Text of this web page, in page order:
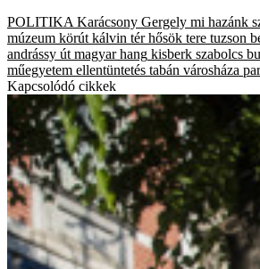
POLITIKA Karácsony Gergely mi hazánk
múzeum körút kálvin tér hősök tere tuzson
andrássy út magyar hang kisberk szabolcs
műegyetem ellentüntetés tabán városháza
Kapcsolódó cikkek